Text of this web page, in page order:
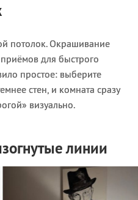
потолок. Окрашивание
для быстрого
простое: выберите
стен, и комната сразу
визуально.
линии